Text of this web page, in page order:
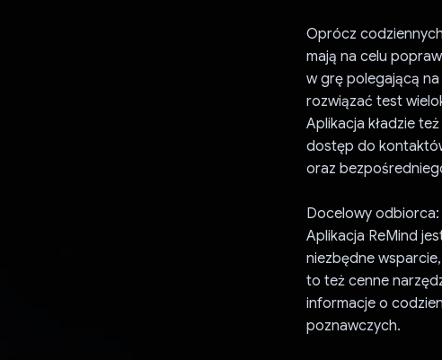
Oprócz
mają na celu
w grę polegającą
rozwiązać test
Aplikacja kładzie
dostęp do
oraz
Docelowy odbiorca:
Aplikacja ReMind
niezbędne
to też cenne
informacje o
poznawczych.